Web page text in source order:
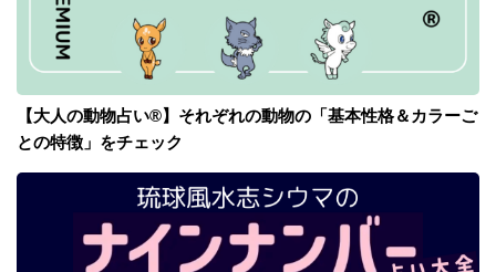
【大人の動物占い®】それぞれの動物の「基本性格＆カラーご
との特徴」をチェック